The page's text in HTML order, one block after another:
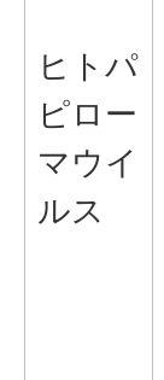
ヒトパ
ピロー
マウイ
ルス